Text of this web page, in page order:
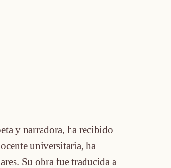
y narradora, ha recibido
universitaria, ha
Su obra fue traducida a